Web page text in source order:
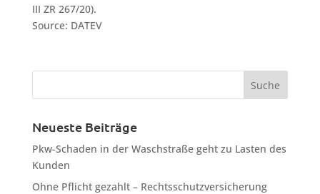
III ZR 267/20).
Source: DATEV
Neueste Beiträge
Pkw-Schaden in der Waschstraße geht zu Lasten des
Kunden
Ohne Pflicht gezahlt – Rechtsschutzversicherung